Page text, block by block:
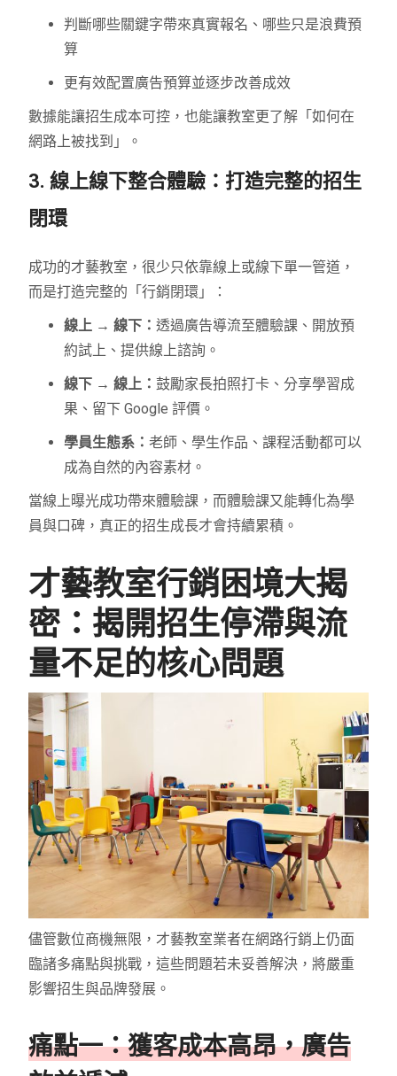
判斷哪些關鍵字帶來真實報名、哪些只是浪費預
算
更有效配置廣告預算並逐步改善成效
數據能讓招生成本可控，也能讓教室更了解「如何在
網路上被找到」。
3. 線上線下整合體驗：打造完整的招生
閉環
成功的才藝教室，很少只依靠線上或線下單一管道，
而是打造完整的「行銷閉環」：
線上 → 線下：透過廣告導流至體驗課、開放預
約試上、提供線上諮詢。
線下 → 線上：鼓勵家長拍照打卡、分享學習成
果、留下 Google 評價。
學員生態系：老師、學生作品、課程活動都可以
成為自然的內容素材。
當線上曝光成功帶來體驗課，而體驗課又能轉化為學
員與口碑，真正的招生成長才會持續累積。
才藝教室行銷困境大揭
密：揭開招生停滯與流
量不足的核心問題
儘管數位商機無限，才藝教室業者在網路行銷上仍面
臨諸多痛點與挑戰，這些問題若未妥善解決，將嚴重
影響招生與品牌發展。
痛點一：獲客成本高昂，廣告